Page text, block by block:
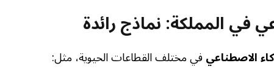
في المملكة: نماذج رائدة
الاصطناعيفي مختلف القطاعات الحيوية، مثل: